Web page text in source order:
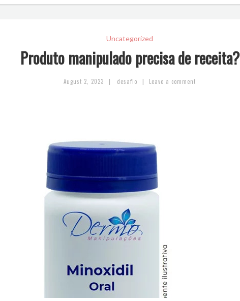
Uncategorized
Produto manipulado precisa de receita?
August 2, 2023 | desafio | Leave a comment